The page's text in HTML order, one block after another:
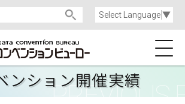
Select Language▼
ンション開催実績